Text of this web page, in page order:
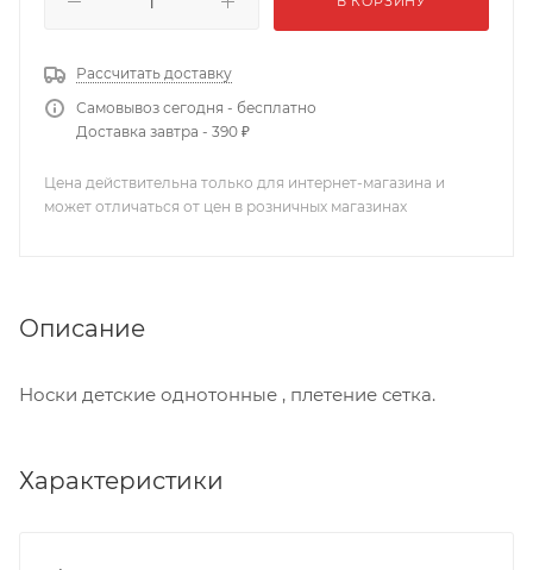
Рассчитать доставку
Самовывоз сегодня - бесплатно
Доставка завтра - 390 ₽
Цена действительна только для интернет-магазина и
может отличаться от цен в розничных магазинах
Описание
Носки детские однотонные , плетение сетка.
Характеристики